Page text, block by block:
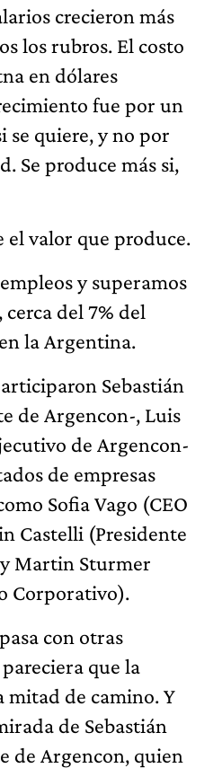
crecieron más
los rubros. El costo
en dólares
fue por un
se quiere, y no por
Se produce más si,
valor que produce.
y superamos
del 7% del
la Argentina.
Sebastián
de Argencon-, Luis
de Argencon-
de empresas
Sofia Vago (CEO
Castelli (Presidente
Martin Sturmer
Corporativo).
con otras
que la
mitad de camino. Y
de Sebastián
de Argencon, quien